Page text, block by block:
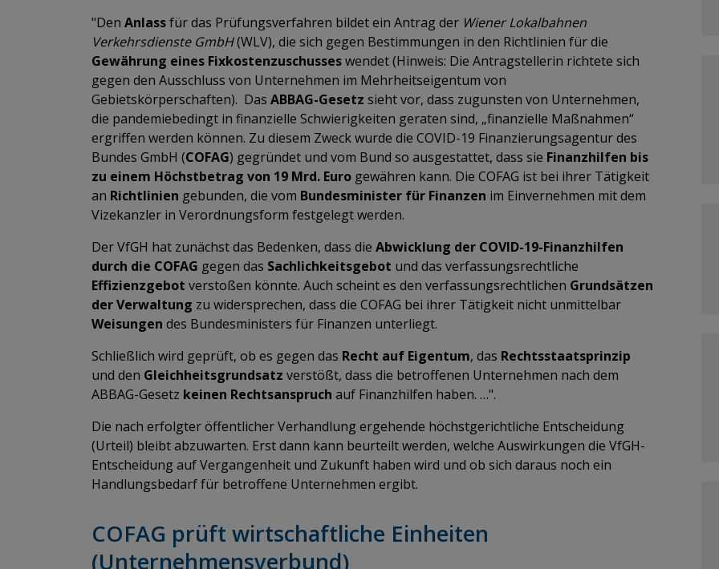
"Den Anlassfür das Prüfungsverfahren bildet ein Antrag der Wiener Lokalbahnen
Verkehrsdienste GmbH(WLV), die sich gegen Bestimmungen in den Richtlinien für die
Gewährung eines Fixkostenzuschusseswendet (Hinweis: Die Antragstellerin richtete sich
gegen den Ausschluss von Unternehmen im Mehrheitseigentum von
Gebietskörperschaften). Das ABBAG-Gesetz sieht vor, dass zugunsten von Unternehmen,
die pandemiebedingt in finanzielle Schwierigkeiten geraten sind, „finanzielle Maßnahmen“
ergriffen werden können. Zu diesem Zweck wurde die COVID-19 Finanzierungsagentur des
Bundes GmbH (COFAG) gegründet und vom Bund so ausgestattet, dass sie Finanzhilfen bis
zu einem Höchstbetrag von 19 Mrd. Euro gewähren kann. Die COFAG ist bei ihrer Tätigkeit
an Richtlinien gebunden, die vom Bundesminister für Finanzen im Einvernehmen mit dem
Vizekanzler in Verordnungsform festgelegt werden.
Der VfGH hat zunächst das Bedenken, dass die Abwicklung der COVID-19-Finanzhilfen
durch die COFAG gegen das Sachlichkeitsgebot und das verfassungsrechtliche
Effizienzgebot verstoßen könnte. Auch scheint es den verfassungsrechtlichen Grundsätzen
der Verwaltung zu widersprechen, dass die COFAG bei ihrer Tätigkeit nicht unmittelbar
Weisungen des Bundesministers für Finanzen unterliegt.
Schließlich wird geprüft, ob es gegen das Recht auf Eigentum, das Rechtsstaatsprinzip
und den Gleichheitsgrundsatz verstößt, dass die betroffenen Unternehmen nach dem
ABBAG-Gesetz keinen Rechtsanspruch auf Finanzhilfen haben. …".
Die nach erfolgter öffentlicher Verhandlung ergehende höchstgerichtliche Entscheidung
(Urteil) bleibt abzuwarten. Erst dann kann beurteilt werden, welche Auswirkungen die VfGH-
Entscheidung auf Vergangenheit und Zukunft haben wird und ob sich daraus noch ein
Handlungsbedarf für betroffene Unternehmen ergibt.
COFAG prüft wirtschaftliche Einheiten
(Unternehmensverbund)